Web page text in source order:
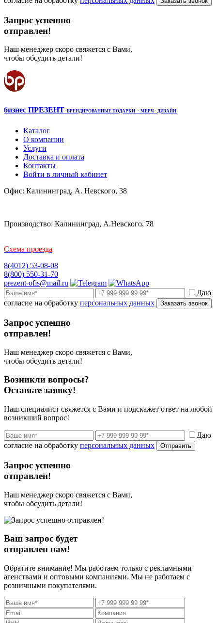
Запрос успешно
отправлен!
Наш менеджер скоро свяжется с Вами,
чтобы обсудить детали!
бизнес ПРЕЗЕНТ· БРЕНДИРОВАННЫЕ ПОДАРКИ · МЕРЧ · ДИЗАЙН
Каталог
О компании
Услуги
Доставка и оплата
Контакты
Войти в личный кабинет
Офис: Калининград, А. Невского, 38
Производство: Калининград, А.Невского, 78
Схема проезда
8(4012) 53-08-08
8(800) 550-31-70
prezent-ofis@mail.ru
Даю
согласие на обработку персональных данных Заказать звонок
Запрос успешно
отправлен!
Наш менеджер скоро свяжется с Вами,
чтобы обсудить детали!
Возникли вопросы?
Оставьте заявку!
Наш специалист свяжется с Вами и подскажет ответ на любой
возникший вопрос!
Даю
согласие на обработку персональных данных Отправить
Запрос успешно
отправлен!
Наш менеджер скоро свяжется с Вами,
чтобы обсудить детали!
Ваш запрос будет
отправлен нам!
Обратите внимание! Мы работаем только с рекламными
агенствами и оптовыми компаниями. Мы не работаем с
розничными покупателями.